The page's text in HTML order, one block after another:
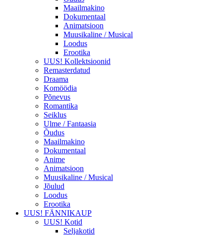
Maailmakino
Dokumentaal
Animatsioon
Muusikaline / Musical
Loodus
Erootika
UUS! Kollektsioonid
Remasterdatud
Draama
Komöödia
Põnevus
Romantika
Seiklus
Ulme / Fantaasia
Õudus
Maailmakino
Dokumentaal
Anime
Animatsioon
Muusikaline / Musical
Jõulud
Loodus
Erootika
UUS! FÄNNIKAUP
UUS! Kotid
Seljakotid